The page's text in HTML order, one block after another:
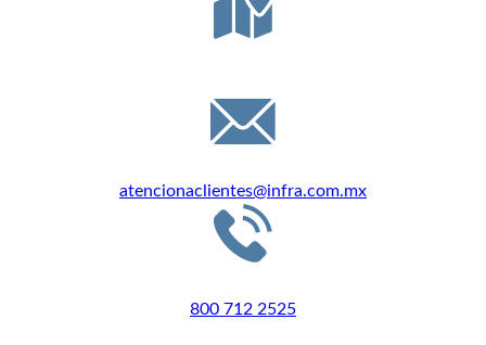
atencionaclientes@infra.com.mx
800 712 2525